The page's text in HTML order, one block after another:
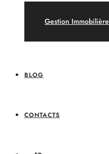
Gestion Immobilière
BLOG
CONTACTS